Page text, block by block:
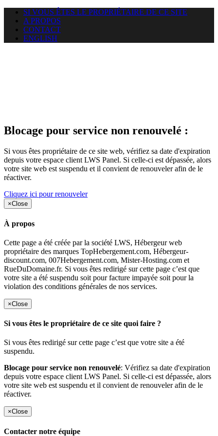
SI VOUS ÊTES LE PROPRIÉTAIRE DE CE SITE
A PROPOS
CONTACT
ENGLISH
Blocage pour service non renouvelé :
Si vous êtes propriétaire de ce site web, vérifiez sa date d'expiration
depuis votre espace client LWS Panel. Si celle-ci est dépassée, alors
votre site web est suspendu et il convient de renouveler afin de le
réactiver.
Cliquez ici pour renouveler
×Close
À propos
Cette page a été créée par la société LWS, Hébergeur web
propriétaire des marques TopHebergement.com, Hébergeur-
discount.com, 007Hebergement.com, Mister-Hosting.com et
RueDuDomaine.fr. Si vous êtes redirigé sur cette page c’est que
votre site a été suspendu soit pour facture impayée soit pour la
violation des conditions générales de nos services.
×Close
Si vous êtes le propriétaire de ce site quoi faire ?
Si vous êtes redirigé sur cette page c’est que votre site a été
suspendu.
Blocage pour service non renouvelé: Vérifiez sa date d'expiration
depuis votre espace client LWS Panel. Si celle-ci est dépassée, alors
votre site web est suspendu et il convient de renouveler afin de le
réactiver.
×Close
Contacter notre équipe